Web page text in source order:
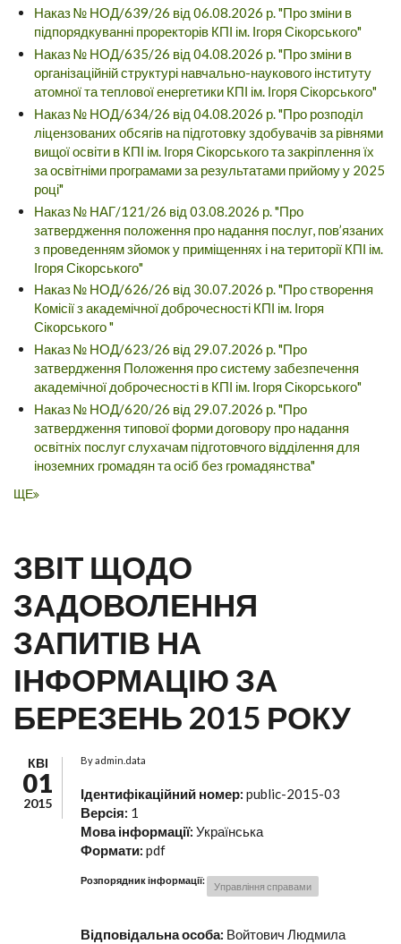
Наказ № НОД/639/26 від 06.08.2026 р. "Про зміни в
підпорядкуванні проректорів КПІ ім. Ігоря Сікорського"
Наказ № НОД/635/26 від 04.08.2026 р. "Про зміни в
організаційній структурі навчально-наукового інституту
атомної та теплової енергетики КПІ ім. Ігоря Сікорського"
Наказ № НОД/634/26 від 04.08.2026 р. "Про розподіл
ліцензованих обсягів на підготовку здобувачів за рівнями
вищої освіти в КПІ ім. Ігоря Сікорського та закріплення їх
за освітніми програмами за результатами прийому у 2025
році"
Наказ № НАГ/121/26 від 03.08.2026 р. "Про
затвердження положення про надання послуг, пов’язаних
з проведенням зйомок у приміщеннях і на території КПІ ім.
Ігоря Сікорського"
Наказ № НОД/626/26 від 30.07.2026 р. "Про створення
Комісії з академічної доброчесності КПІ ім. Ігоря
Сікорського "
Наказ № НОД/623/26 від 29.07.2026 р. "Про
затвердження Положення про систему забезпечення
академічної доброчесності в КПІ ім. Ігоря Сікорського"
Наказ № НОД/620/26 від 29.07.2026 р. "Про
затвердження типової форми договору про надання
освітніх послуг слухачам підготовчого відділення для
іноземних громадян та осіб без громадянства"
ЩЕ
ЗВІТ ЩОДО
ЗАДОВОЛЕННЯ
ЗАПИТІВ НА
ІНФОРМАЦІЮ ЗА
БЕРЕЗЕНЬ 2015 РОКУ
КВІ
01
2015
Byadmin.data
Ідентифікаційний номер: public-2015-03
Версія: 1
Мова інформації: Українська
Формати: pdf
Розпорядник інформації:
Управління справами
Відповідальна особа: Войтович Людмила